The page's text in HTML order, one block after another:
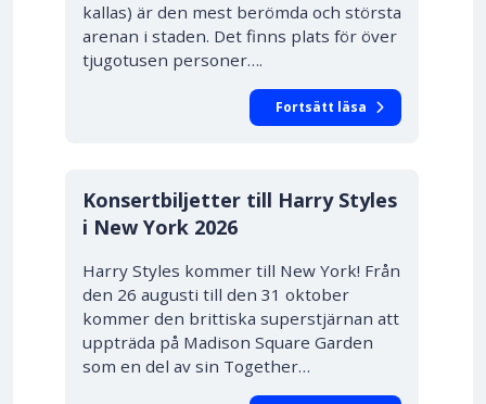
kallas) är den mest berömda och största
arenan i staden. Det finns plats för över
tjugotusen personer….
Fortsätt läsa
Konsertbiljetter till Harry Styles
i New York 2026
Harry Styles kommer till New York! Från
den 26 augusti till den 31 oktober
kommer den brittiska superstjärnan att
uppträda på Madison Square Garden
som en del av sin Together…